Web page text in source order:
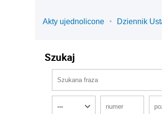
Akty ujednolicone Dziennik
Szukaj